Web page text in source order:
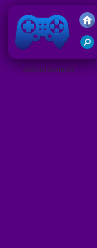
Juegos Friv 2019
ADVERTISEMENT